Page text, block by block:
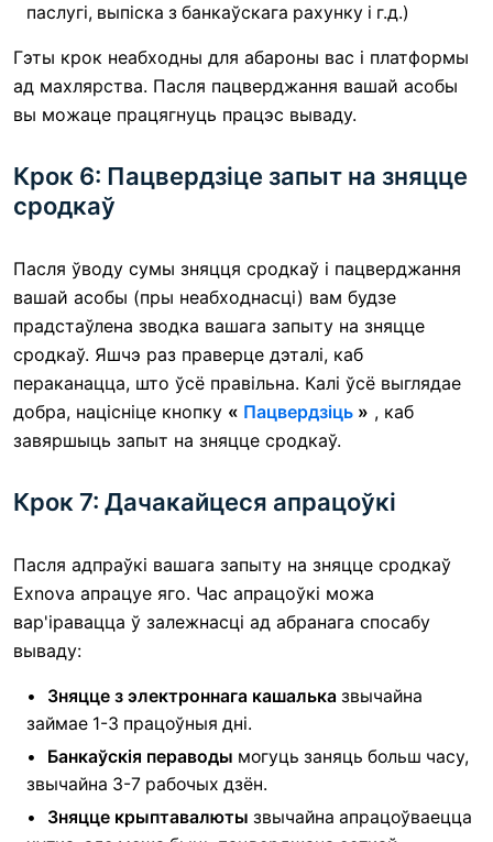
паслугі, выпіска з банкаўскага рахунку і г.д.)
Гэты крок неабходны для абароны вас і платформы
ад махлярства. Пасля пацверджання вашай асобы
вы можаце працягнуць працэс вываду.
Крок 6: Пацвердзіце запыт на зняцце
сродкаў
Пасля ўводу сумы зняцця сродкаў і пацверджання
вашай асобы (пры неабходнасці) вам будзе
прадстаўлена зводка вашага запыту на зняцце
сродкаў. Яшчэ раз праверце дэталі, каб
пераканацца, што ўсё правільна. Калі ўсё выглядае
добра, націсніце кнопку « Пацвердзіць » , каб
завяршыць запыт на зняцце сродкаў.
Крок 7: Дачакайцеся апрацоўкі
Пасля адпраўкі вашага запыту на зняцце сродкаў
Exnova апрацуе яго. Час апрацоўкі можа
вар'іравацца ў залежнасці ад абранага спосабу
вываду:
Зняцце з электроннага кашалька звычайна
займае 1-3 працоўныя дні.
Банкаўскія пераводы могуць заняць больш часу,
звычайна 3-7 рабочых дзён.
Зняцце крыптавалюты звычайна апрацоўваецца